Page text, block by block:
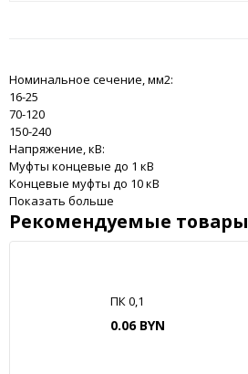
Номинальное сечение, мм2:
16-25
70-120
150-240
Напряжение, кВ:
Муфты концевые до 1 кВ
Концевые муфты до 10 кВ
Показать больше
Рекомендуемые товары
ПК 0,1
0.06 BYN